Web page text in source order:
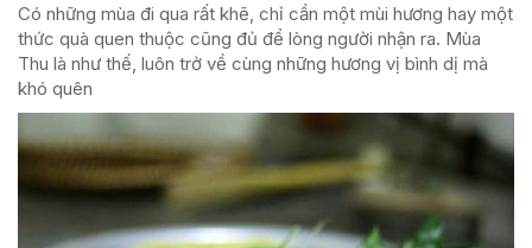
Có những mùa đi qua rất khẽ, chỉ cần một mùi hương hay một
thức quà quen thuộc cũng đủ để lòng người nhận ra. Mùa
Thu là như thế, luôn trở về cùng những hương vị bình dị mà
khó quên